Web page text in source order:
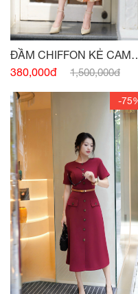
ĐẦM CHIFFON KẺ CAM
XẾP LY THÂN
380,000đ 1,500,000đ
-